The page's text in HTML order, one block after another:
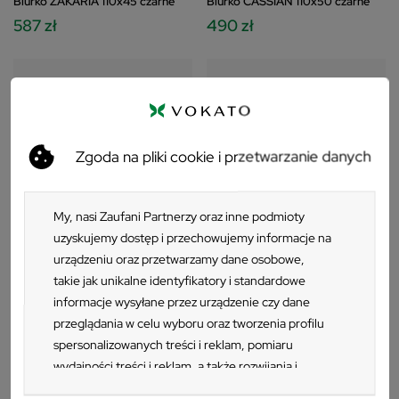
Zgoda na pliki cookie i przetwarzanie danych
My, nasi Zaufani Partnerzy oraz inne podmioty
uzyskujemy dostęp i przechowujemy informacje na
urządzeniu oraz przetwarzamy dane osobowe,
takie jak unikalne identyfikatory i standardowe
informacje wysyłane przez urządzenie czy dane
przeglądania w celu wyboru oraz tworzenia profilu
spersonalizowanych treści i reklam, pomiaru
wydajności treści i reklam, a także rozwijania i
587 zł 490 zł
Biurko ZAKARIA 110x45 okleina
dębowa
587 zł
Biurko CASSIAN 110x50 okleina
dębowa
490 zł